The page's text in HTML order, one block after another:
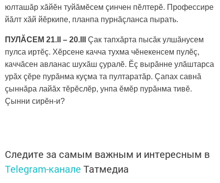
юлташăр хăйӗн туйăмӗсем çинчен пӗлтерӗ. Профессире
йăлт хăй йӗркипе, планпа пурнăçланса пырать.
ПУЛĂСЕМ 21.II – 20.III Çак тапхăрта пысăк улшăнусем
пулса иртӗç. Хӗрсене качча тухма чӗнекенсем пулӗç,
каччăсен авланас шухăш çуралӗ. Ӗç вырăнне улăштарса
урăх çӗре пурăнма куçма та пултаратăр. Çапах савнă
çыннăра лайăх тӗрӗслӗр, унпа ӗмӗр пурăнма тивӗ.
Çынни сирӗн-и?
Следите за самым важным и интересным в
Telegram-канале Татмедиа